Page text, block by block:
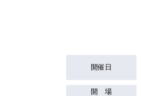
開催日
開 場